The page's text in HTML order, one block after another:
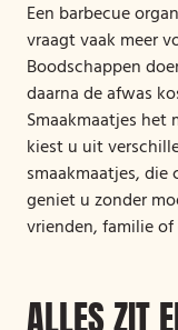
Een barbecue
vraagt vaak meer
Boodschappen
daarna de afwas
Smaakmaatjes
kiest u uit
smaakmaatjes, die
geniet u zonder
vrienden, familie of
ALLES ZIT